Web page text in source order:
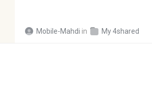
Mobile-Mahdi in My 4shared